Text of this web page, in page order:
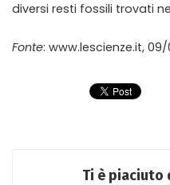
diversi resti fossili trovati
Fonte: www.lescienze.it, 09/
Ti è piaciuto